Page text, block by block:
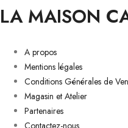
LA MAISON
A propos
Mentions légales
Conditions Générales de
Magasin et Atelier
Partenaires
Contactez-nous